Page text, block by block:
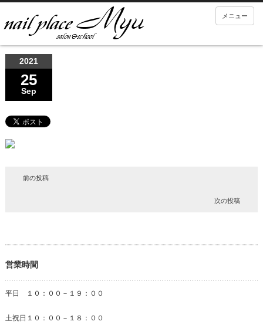
メニュー
2021
25
Sep
前の投稿
次の投稿
営業時間
平日 １０：００－１９：００
土祝日１０：００－１８：００